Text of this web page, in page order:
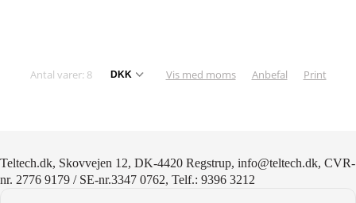
Antal varer: 8 Vis med moms Anbefal Print
Teltech.dk, Skovvejen 12, DK-4420 Regstrup, info@teltech.dk, CVR-
nr. 2776 9179 / SE-nr.3347 0762, Telf.: 9396 3212